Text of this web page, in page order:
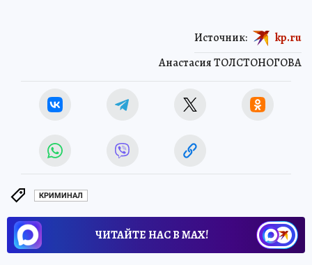
Анастасия ТОЛСТОНОГОВА
Источник: kp.ru
КРИМИНАЛ
ЧИТАЙТЕ НАС В МАХ!